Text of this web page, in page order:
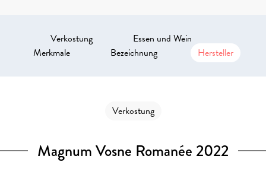
Verkostung
Essen und Wein
Merkmale
Bezeichnung Hersteller
Verkostung
Magnum Vosne Romanée 2022